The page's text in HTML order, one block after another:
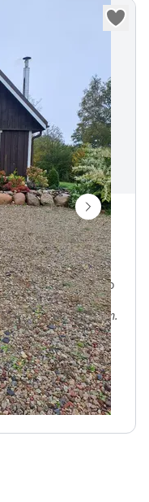
iki Adamonys centro
netoli Alytaus -10 km.
trys kambariai, du
Pirtis